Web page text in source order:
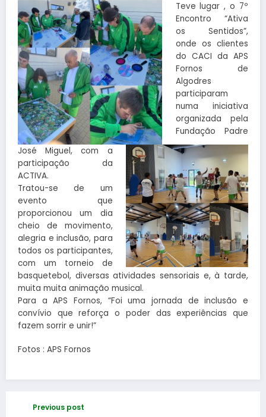
Teve lugar , o 7º
Encontro “Ativa
os Sentidos”,
onde os clientes
do CACI da APS
Fornos de
Algodres
participaram
numa iniciativa
organizada pela
Fundação Padre
José Miguel, com a
participação da
ACTIVA.
Tratou-se de um
evento que
proporcionou um dia
cheio de movimento,
alegria e inclusão, para
todos os participantes,
com um torneio de
basquetebol, diversas atividades sensoriais e, à tarde,
muita muita animação musical.
Para a APS Fornos, “Foi uma jornada de inclusão e
convívio que reforça o poder das experiências que
fazem sorrir e unir!”
Fotos : APS Fornos
Previous post